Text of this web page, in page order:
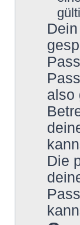
also
Die